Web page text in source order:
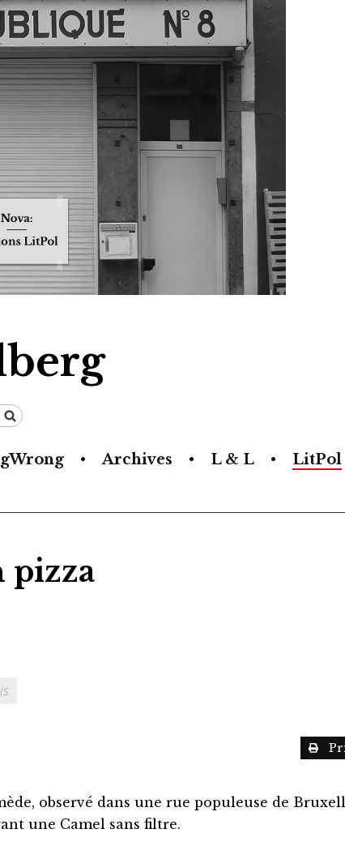
Archives L & L LitPol
pizza
observé dans une rue populeuse de
une Camel sans filtre.